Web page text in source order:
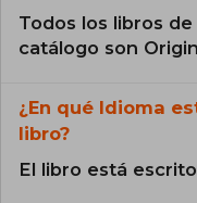
Todos los libros
catálogo son
¿En qué Idioma
libro?
El libro está